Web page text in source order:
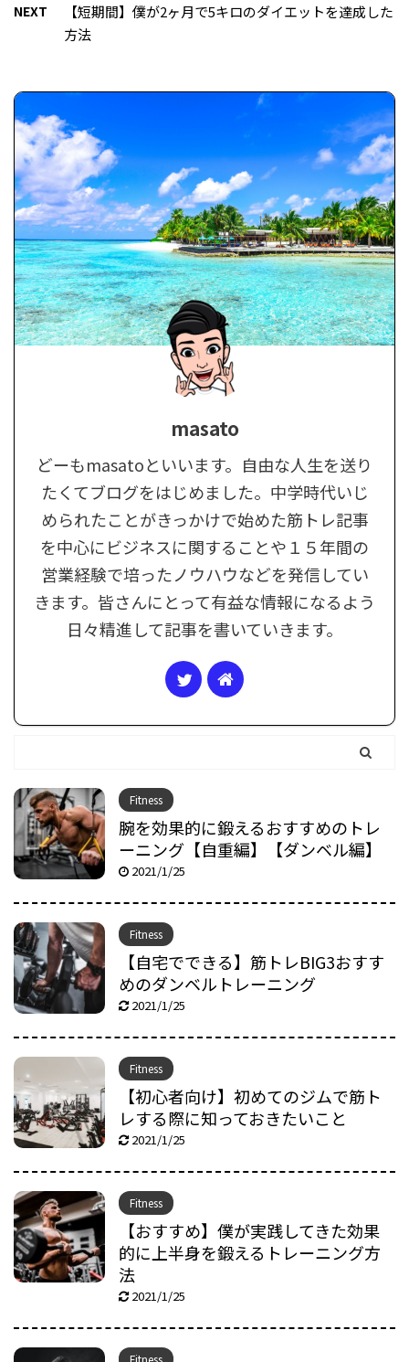
NEXT
【短期間】僕が2ヶ月で5キロのダイエットを達成した
方法
masato
どーもmasatoといいます。自由な人生を送り
たくてブログをはじめました。中学時代いじ
められたことがきっかけで始めた筋トレ記事
を中心にビジネスに関することや１５年間の
営業経験で培ったノウハウなどを発信してい
きます。皆さんにとって有益な情報になるよう
日々精進して記事を書いていきます。
Fitness
腕を効果的に鍛えるおすすめのトレ
ーニング【自重編】【ダンベル編】
2021/1/25
Fitness
【自宅でできる】筋トレBIG3おすす
めのダンベルトレーニング
2021/1/25
Fitness
【初心者向け】初めてのジムで筋ト
レする際に知っておきたいこと
2021/1/25
Fitness
【おすすめ】僕が実践してきた効果
的に上半身を鍛えるトレーニング方
法
2021/1/25